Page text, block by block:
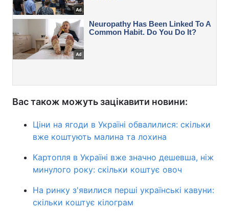
Вас також можуть зацікавити новини:
Ціни на ягоди в Україні обвалилися: скільки
вже коштують малина та лохина
Картопля в Україні вже значно дешевша, ніж
минулого року: скільки коштує овоч
На ринку з'явилися перші українські кавуни:
скільки коштує кілограм